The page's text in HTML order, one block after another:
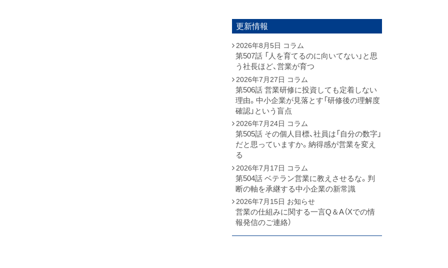
更新情報
2026年8月5日 コラム
第507話 「人を育てるのに向いてない」と思
う社長ほど、営業が育つ
2026年7月27日 コラム
第506話 営業研修に投資しても定着しない
理由。中小企業が見落とす「研修後の理解度
確認」という盲点
2026年7月24日 コラム
第505話 その個人目標、社員は「自分の数字」
だと思っていますか。納得感が営業を変え
る
2026年7月17日 コラム
第504話 ベテラン営業に教えさせるな。判
断の軸を承継する中小企業の新常識
2026年7月15日 お知らせ
営業の仕組みに関する一言Q＆A（Xでの情
報発信のご連絡）